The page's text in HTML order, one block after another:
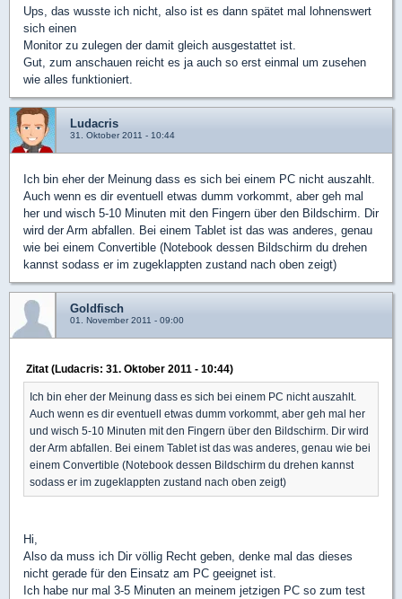
Ups, das wusste ich nicht, also ist es dann spätet mal lohnenswert
sich einen
Monitor zu zulegen der damit gleich ausgestattet ist.
Gut, zum anschauen reicht es ja auch so erst einmal um zusehen
wie alles funktioniert.
Ludacris
31. Oktober 2011 - 10:44
Ich bin eher der Meinung dass es sich bei einem PC nicht auszahlt.
Auch wenn es dir eventuell etwas dumm vorkommt, aber geh mal
her und wisch 5-10 Minuten mit den Fingern über den Bildschirm. Dir
wird der Arm abfallen. Bei einem Tablet ist das was anderes, genau
wie bei einem Convertible (Notebook dessen Bildschirm du drehen
kannst sodass er im zugeklappten zustand nach oben zeigt)
Goldfisch
01. November 2011 - 09:00
Zitat (Ludacris: 31. Oktober 2011 - 10:44)
Ich bin eher der Meinung dass es sich bei einem PC nicht auszahlt.
Auch wenn es dir eventuell etwas dumm vorkommt, aber geh mal her
und wisch 5-10 Minuten mit den Fingern über den Bildschirm. Dir wird
der Arm abfallen. Bei einem Tablet ist das was anderes, genau wie bei
einem Convertible (Notebook dessen Bildschirm du drehen kannst
sodass er im zugeklappten zustand nach oben zeigt)
Hi,
Also da muss ich Dir völlig Recht geben, denke mal das dieses
nicht gerade für den Einsatz am PC geeignet ist.
Ich habe nur mal 3-5 Minuten an meinem jetzigen PC so zum test